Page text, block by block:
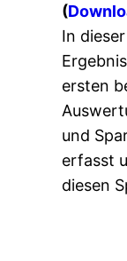
(
In
ersten
und
erfasst
diesen